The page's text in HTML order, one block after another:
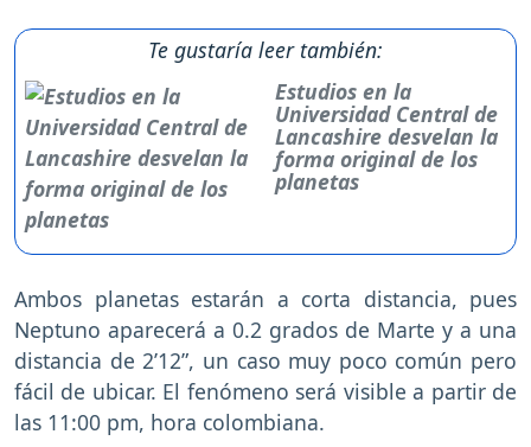
Te gustaría leer también:
Estudios en la
Universidad Central de
Lancashire desvelan la
forma original de los
planetas
Ambos planetas estarán a corta distancia, pues
Neptuno aparecerá a 0.2 grados de Marte y a una
distancia de 2’12”, un caso muy poco común pero
fácil de ubicar. El fenómeno será visible a partir de
las 11:00 pm, hora colombiana.